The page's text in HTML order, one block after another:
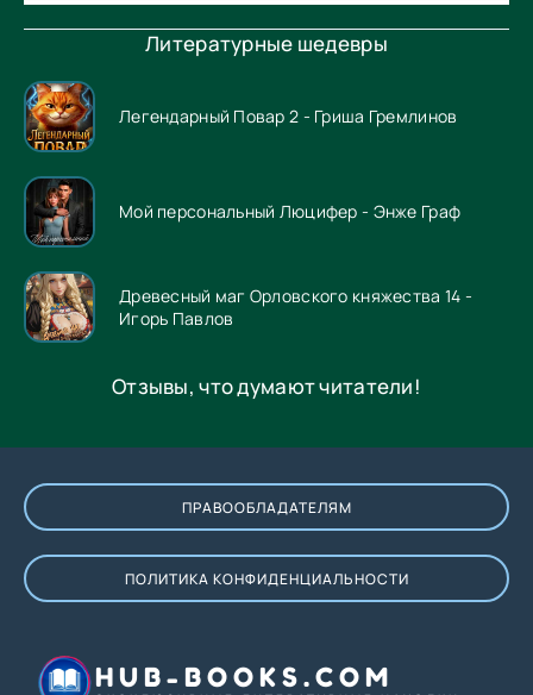
Литературные шедевры
Легендарный Повар 2 - Гриша Гремлинов
Мой персональный Люцифер - Энже Граф
Древесный маг Орловского княжества 14 -
Игорь Павлов
Отзывы, что думают читатели!
ПРАВООБЛАДАТЕЛЯМ
ПОЛИТИКА КОНФИДЕНЦИАЛЬНОСТИ
HUB-BOOKS.COM